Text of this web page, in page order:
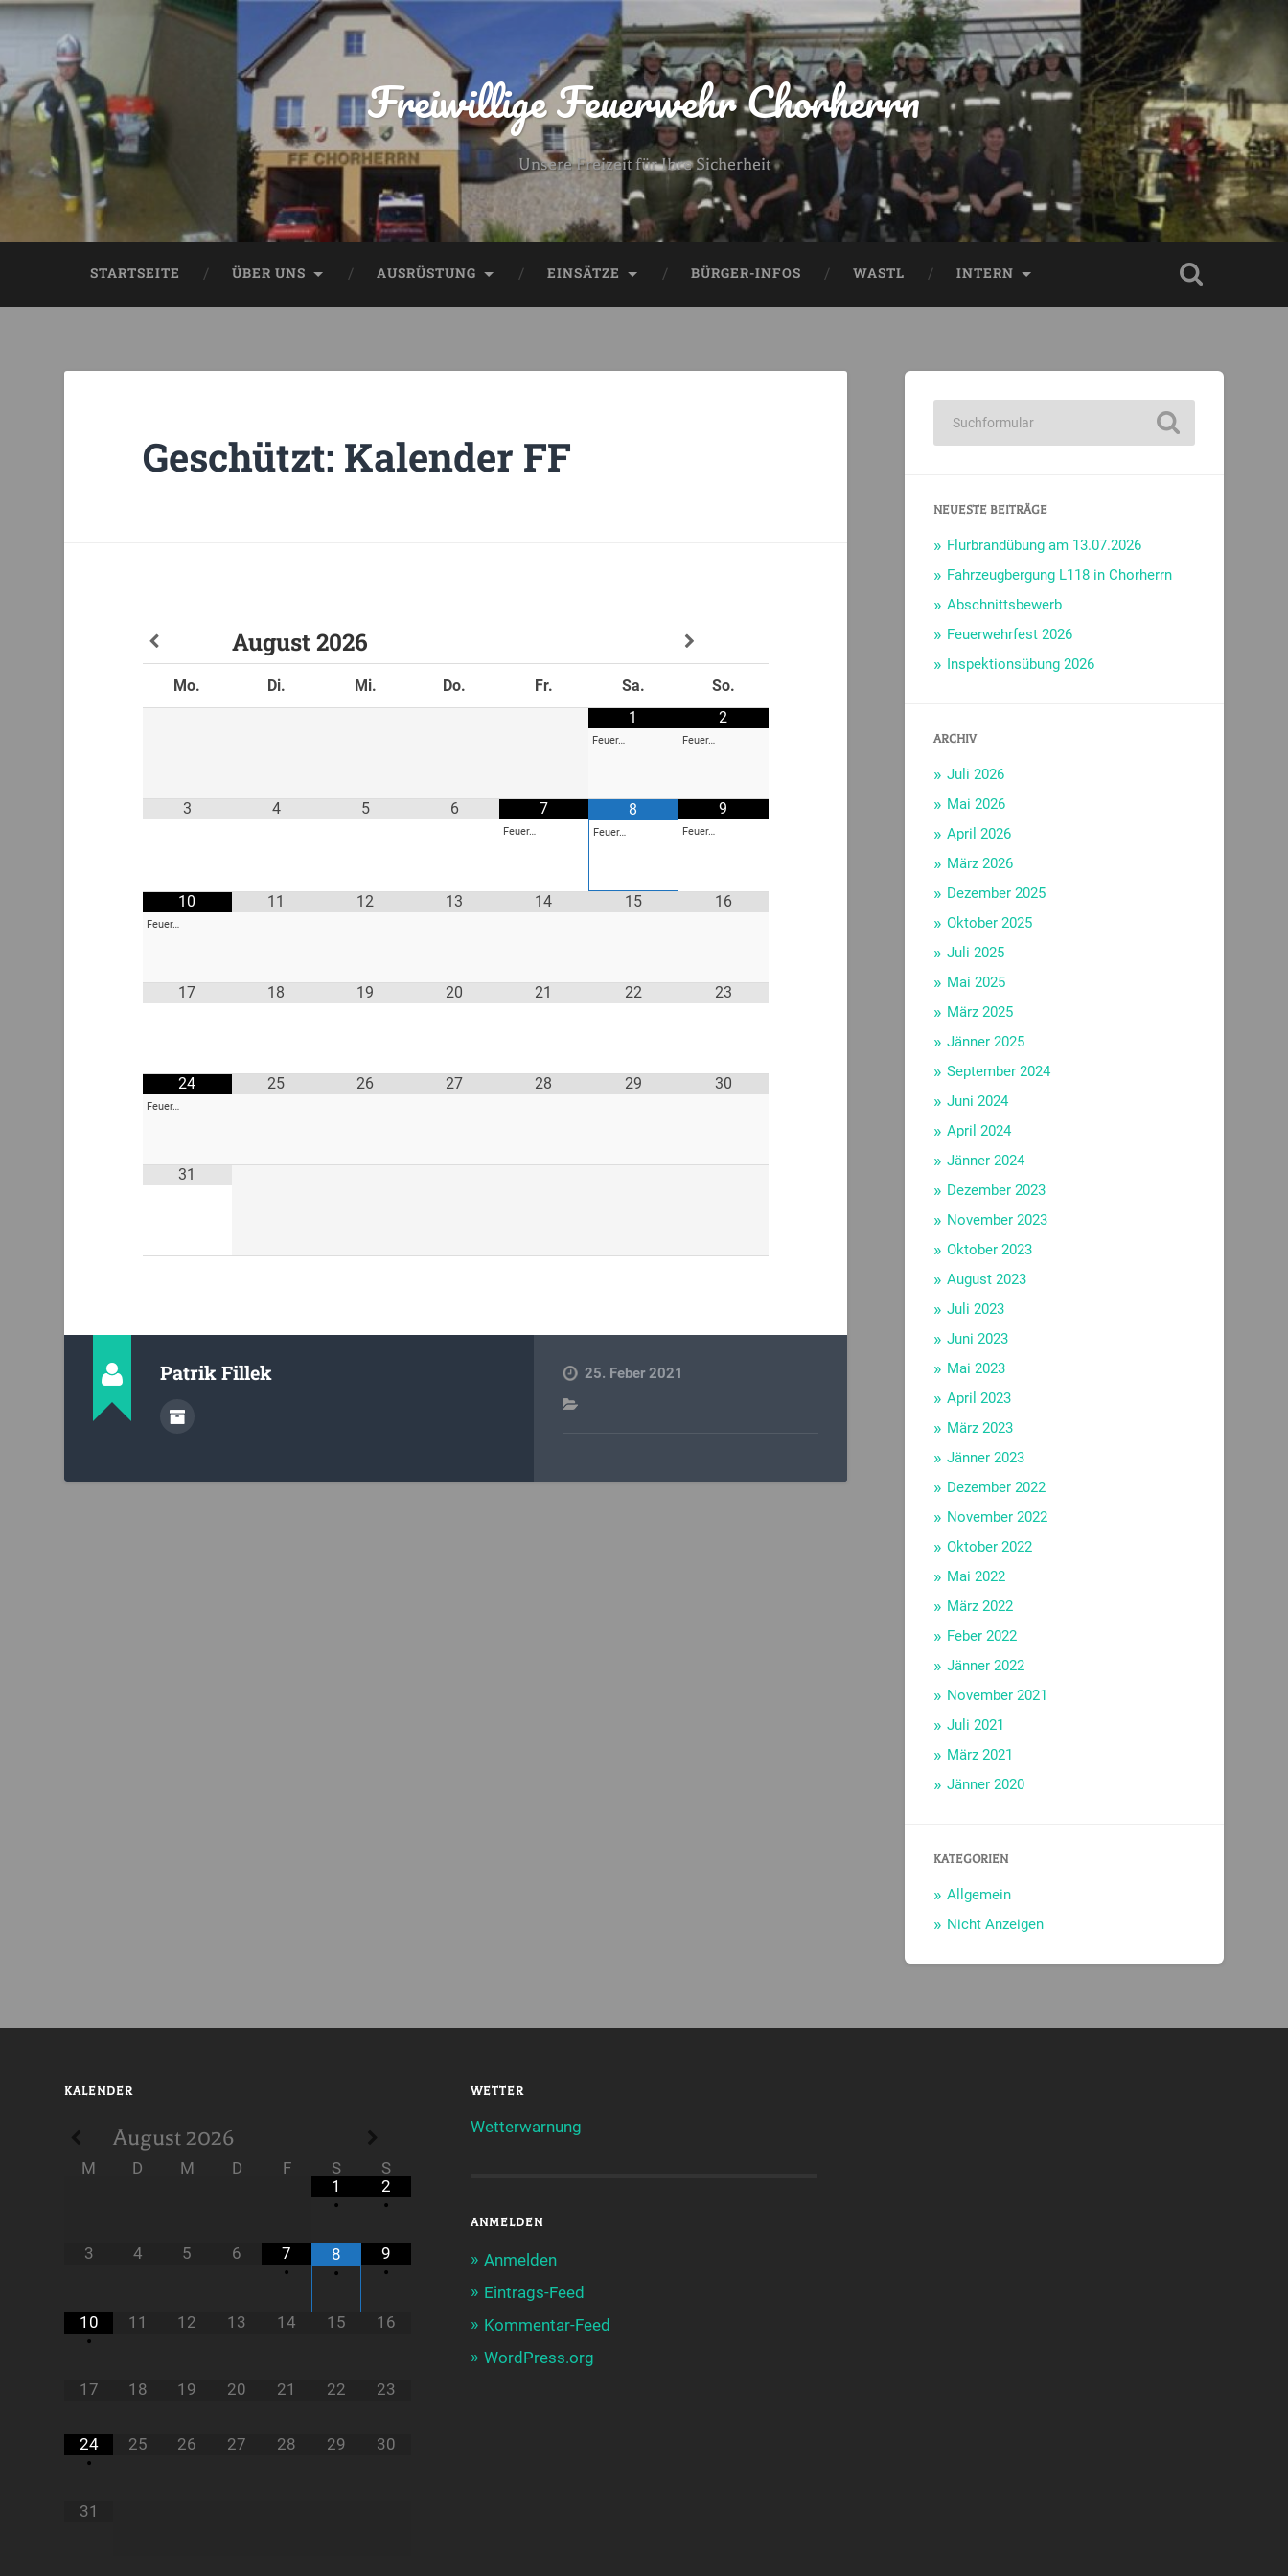
Freiwillige Feuerwehr Chorherrn
Unsere Freizeit für Ihre Sicherheit
STARTSEITE ÜBER UNS AUSRÜSTUNG EINSÄTZE BÜRGER-INFOS WASTL INTERN
Geschützt: Kalender FF
August 2026
Mo. Di. Mi. Do. Fr. Sa.
So.
1
Feuer…
2
Feuer…
3 4 5 6 7
Feuer…
8
Feuer…
9
Feuer…
10
Feuer…
11 12 13 14 15 16
17 18 19 20 21 22 23
24
Feuer…
25 26 27 28 29 30
31
Patrik Fillek 25. Feber 2021
NEUESTE BEITRÄGE
Flurbrandübung am 13.07.2026
Fahrzeugbergung L118 in Chorherrn
Abschnittsbewerb
Feuerwehrfest 2026
Inspektionsübung 2026
ARCHIV
Juli 2026
Mai 2026
April 2026
März 2026
Dezember 2025
Oktober 2025
Juli 2025
Mai 2025
März 2025
Jänner 2025
September 2024
Juni 2024
April 2024
Jänner 2024
Dezember 2023
November 2023
Oktober 2023
August 2023
Juli 2023
Juni 2023
Mai 2023
April 2023
März 2023
Jänner 2023
Dezember 2022
November 2022
Oktober 2022
Mai 2022
März 2022
Feber 2022
Jänner 2022
November 2021
Juli 2021
März 2021
Jänner 2020
KATEGORIEN
Allgemein
Nicht Anzeigen
KALENDER
August 2026
M D M D F S
S
1
•
2
•
3 4 5 6
7
•
8
•
9
•
10
•
11 12 13 14 15 16
17 18 19 20 21 22 23
24
•
25 26 27 28 29 30
31
WETTER
Wetterwarnung
ANMELDEN
Anmelden
Eintrags-Feed
Kommentar-Feed
WordPress.org